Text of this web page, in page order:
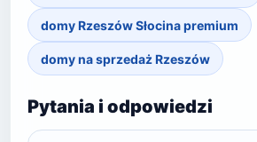
domy Rzeszów Słocina premium
domy na sprzedaż Rzeszów
Pytania i odpowiedzi